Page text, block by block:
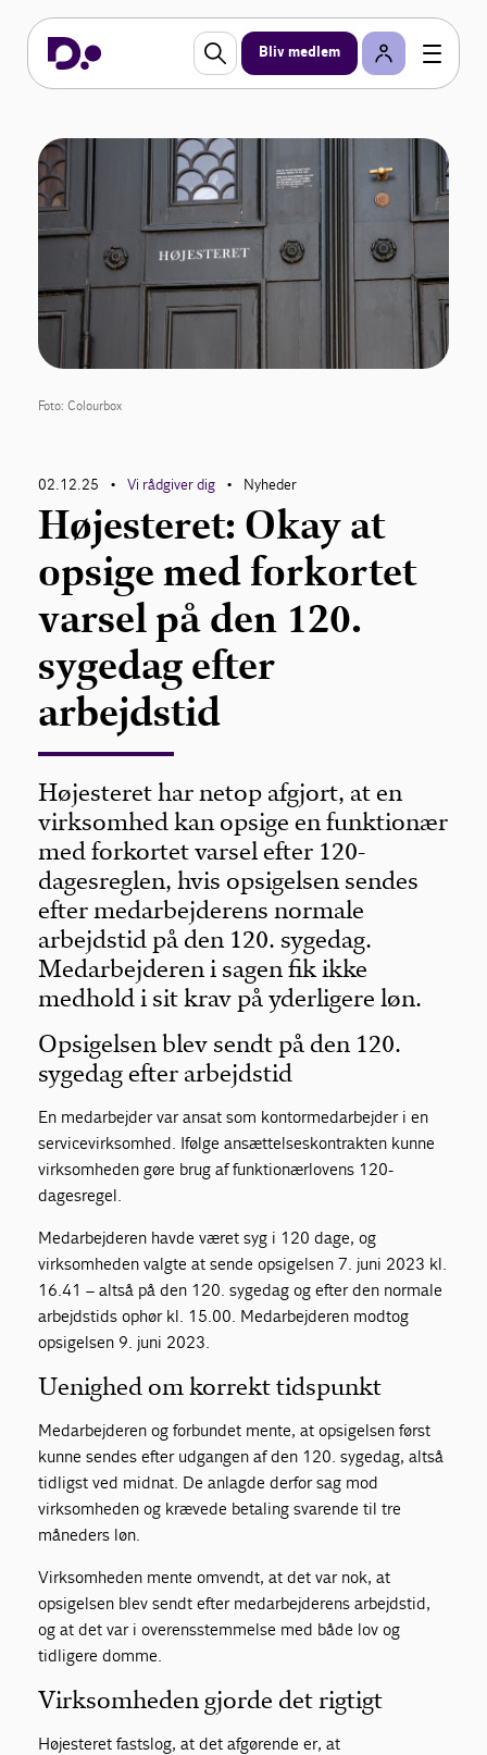
Bliv medlem
Foto: Colourbox
02.12.25 • Vi rådgiver dig • Nyheder
Højesteret: Okay at
opsige med forkortet
varsel på den 120.
sygedag efter
arbejdstid
Højesteret har netop afgjort, at en
virksomhed kan opsige en funktionær
med forkortet varsel efter 120-
dagesreglen, hvis opsigelsen sendes
efter medarbejderens normale
arbejdstid på den 120. sygedag.
Medarbejderen i sagen fik ikke
medhold i sit krav på yderligere løn.
Opsigelsen blev sendt på den 120.
sygedag efter arbejdstid
En medarbejder var ansat som kontormedarbejder i en
servicevirksomhed. Ifølge ansættelseskontrakten kunne
virksomheden gøre brug af funktionærlovens 120-
dagesregel.
Medarbejderen havde været syg i 120 dage, og
virksomheden valgte at sende opsigelsen 7. juni 2023 kl.
16.41 – altså på den 120. sygedag og efter den normale
arbejdstids ophør kl. 15.00. Medarbejderen modtog
opsigelsen 9. juni 2023.
Uenighed om korrekt tidspunkt
Medarbejderen og forbundet mente, at opsigelsen først
kunne sendes efter udgangen af den 120. sygedag, altså
tidligst ved midnat. De anlagde derfor sag mod
virksomheden og krævede betaling svarende til tre
måneders løn.
Virksomheden mente omvendt, at det var nok, at
opsigelsen blev sendt efter medarbejderens arbejdstid,
og at det var i overensstemmelse med både lov og
tidligere domme.
Virksomheden gjorde det rigtigt
Højesteret fastslog, at det afgørende er, at